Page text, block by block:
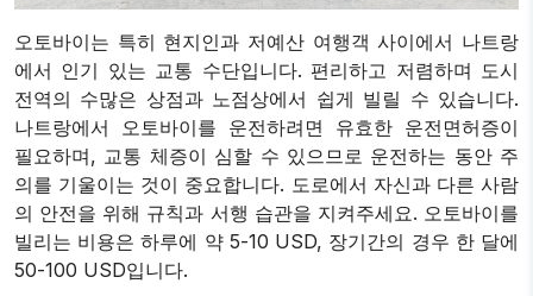
오토바이는 특히 현지인과 저예산 여행객 사이에서 나트랑
에서 인기 있는 교통 수단입니다. 편리하고 저렴하며 도시
전역의 수많은 상점과 노점상에서 쉽게 빌릴 수 있습니다.
나트랑에서 오토바이를 운전하려면 유효한 운전면허증이
필요하며, 교통 체증이 심할 수 있으므로 운전하는 동안 주
의를 기울이는 것이 중요합니다. 도로에서 자신과 다른 사람
의 안전을 위해 규칙과 서행 습관을 지켜주세요. 오토바이를
빌리는 비용은 하루에 약 5-10 USD, 장기간의 경우 한 달에
50-100 USD입니다.